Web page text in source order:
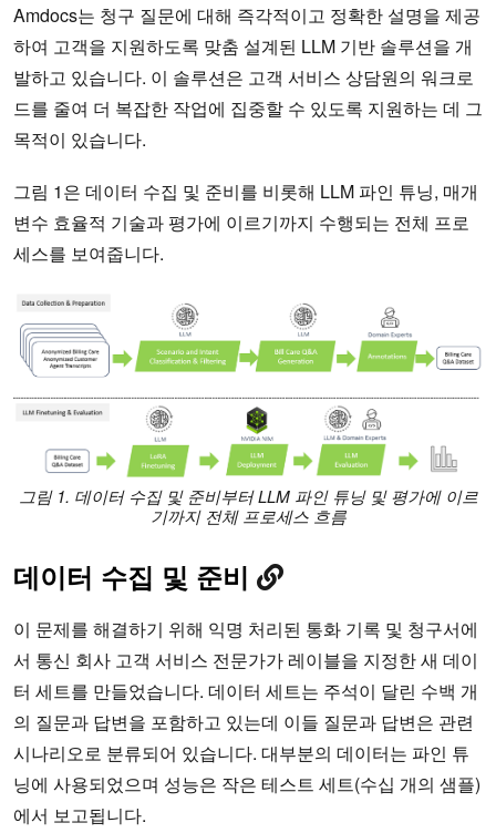
Amdocs는 청구 질문에 대해 즉각적이고 정확한 설명을 제공
하여 고객을 지원하도록 맞춤 설계된 LLM 기반 솔루션을 개
발하고 있습니다. 이 솔루션은 고객 서비스 상담원의 워크로
드를 줄여 더 복잡한 작업에 집중할 수 있도록 지원하는 데 그
목적이 있습니다.
그림 1은 데이터 수집 및 준비를 비롯해 LLM 파인 튜닝, 매개
변수 효율적 기술과 평가에 이르기까지 수행되는 전체 프로
세스를 보여줍니다.
그림 1. 데이터 수집 및 준비부터 LLM 파인 튜닝 및 평가에 이르
기까지 전체 프로세스 흐름
데이터 수집 및 준비
이 문제를 해결하기 위해 익명 처리된 통화 기록 및 청구서에
서 통신 회사 고객 서비스 전문가가 레이블을 지정한 새 데이
터 세트를 만들었습니다. 데이터 세트는 주석이 달린 수백 개
의 질문과 답변을 포함하고 있는데 이들 질문과 답변은 관련
시나리오로 분류되어 있습니다. 대부분의 데이터는 파인 튜
닝에 사용되었으며 성능은 작은 테스트 세트(수십 개의 샘플)
에서 보고됩니다.